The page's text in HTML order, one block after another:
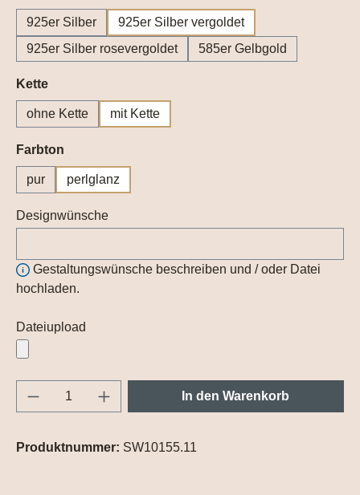
925er Silber
925er Silber vergoldet
925er Silber rosevergoldet
585er Gelbgold
Ketteauswählen
ohne Kette mit Kette
Farbton
pur perlglanz
Designwünsche
Gestaltungswünsche beschreiben und / oder Datei
hochladen.
Dateiupload
Produkt Anzahl: Gib den gewünschten
In den Warenkorb
Produktnummer: SW10155.11